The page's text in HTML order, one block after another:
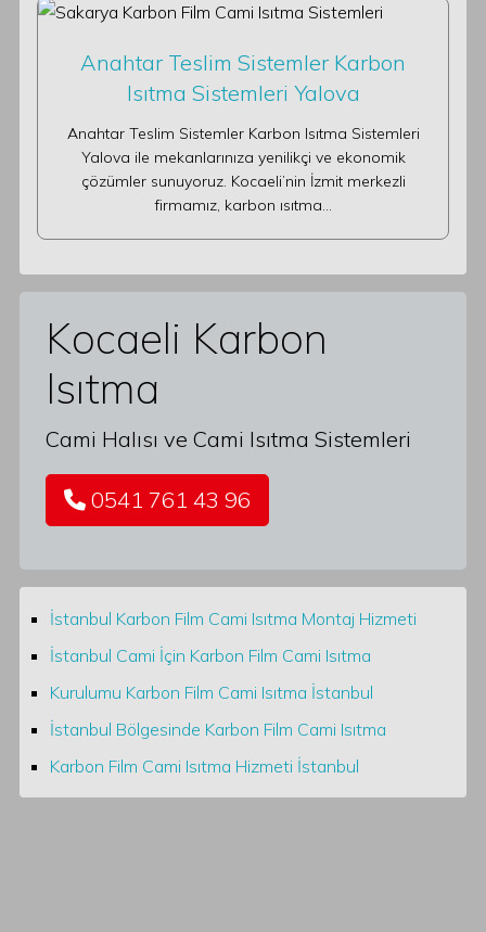
Anahtar Teslim Sistemler Karbon
Isıtma Sistemleri Yalova
Anahtar Teslim Sistemler Karbon Isıtma Sistemleri
Yalova ile mekanlarınıza yenilikçi ve ekonomik
çözümler sunuyoruz. Kocaeli’nin İzmit merkezli
firmamız, karbon ısıtma…
Kocaeli Karbon
Isıtma
Cami Halısı ve Cami Isıtma Sistemleri
0541 761 43 96
İstanbul Karbon Film Cami Isıtma Montaj Hizmeti
İstanbul Cami İçin Karbon Film Cami Isıtma
Kurulumu Karbon Film Cami Isıtma İstanbul
İstanbul Bölgesinde Karbon Film Cami Isıtma
Karbon Film Cami Isıtma Hizmeti İstanbul